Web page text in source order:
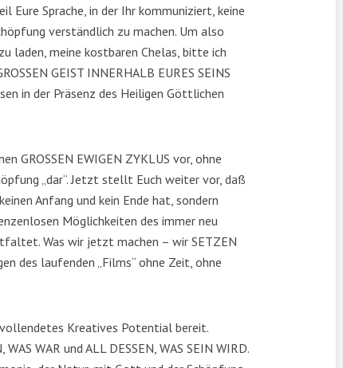
Eure Sprache, in der Ihr kommuniziert, keine
verständlich zu machen. Um also
laden, meine kostbaren Chelas, bitte ich
GEIST INNERHALB EURES SEINS
in der Präsenz des Heiligen Göttlichen
GROSSEN EWIGEN ZYKLUS vor, ohne
„dar“. Jetzt stellt Euch weiter vor, daß
Anfang und kein Ende hat, sondern
Möglichkeiten des immer neu
Was wir jetzt machen – wir SETZEN
des laufenden „Films“ ohne Zeit, ohne
Kreatives Potential bereit.
WAR und ALL DESSEN, WAS SEIN WIRD.